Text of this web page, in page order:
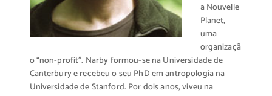
a Nouvelle
Planet,
uma
organizaçã
o “non-profit”. Narby formou-se na Universidade de
Canterbury e recebeu o seu PhD em antropologia na
Universidade de Stanford. Por dois anos, viveu na